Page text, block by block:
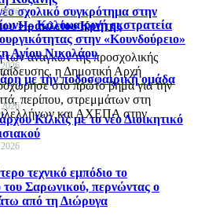
σχολικό συγκρότημα στην
Ηρακλείου Κρήτης
αναγκών της προσχολικής
η Δημοτική Αρχή
στο πρώτο βήμα για την
περίπου, στρεμμάτων στη
και ΑΧΕΠΑ στην
τεχνικό εμπόδιο το
του Σαρωνικού, περνώντας ο
από τη Διώρυγα
– Καλοκαιρινή εκστρατεία
στην «Κουνδούρειο»
Αγίου Νικολάου
με την ποδοσφαιρική ομάδα
Κιλκίς με το νέο Διοικητικό